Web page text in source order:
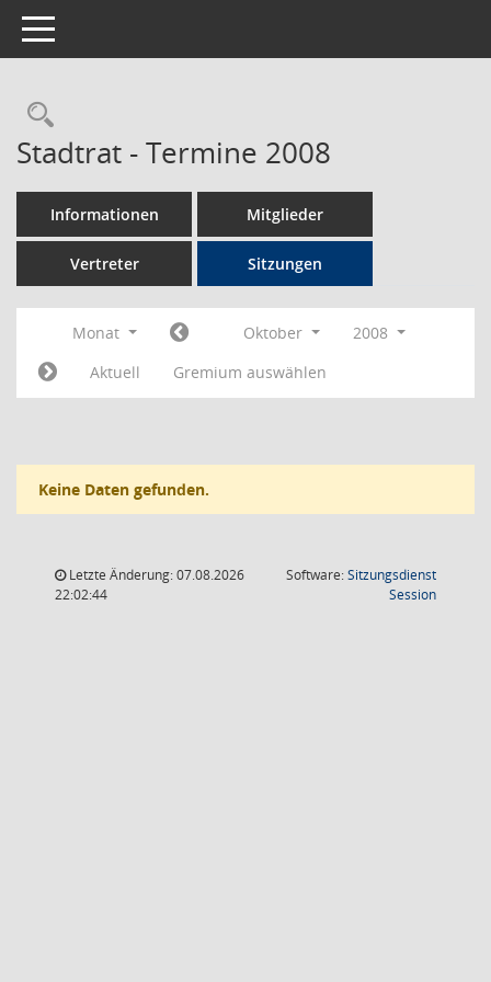
Toggle navigation
Rechercheauswahl
Stadtrat - Termine 2008
Informationen Mitglieder
Vertreter Sitzungen
Monat Oktober
2008
Aktuell
Gremium auswählen
Keine Daten gefunden.
Letzte Änderung: 07.08.2026
22:02:44
Software:Sitzungsdienst
Session(Wird in